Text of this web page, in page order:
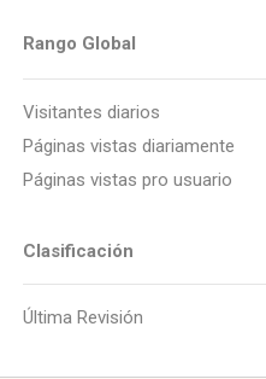
Rango Global
Visitantes diarios
Páginas vistas diariamente
Páginas vistas pro usuario
Clasificación
Última Revisión